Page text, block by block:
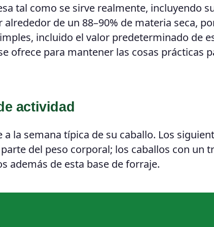
tal como se sirve realmente, incluyendo
de un 88–90% de materia seca,
incluido el valor predeterminado de
ofrece para mantener las cosas prácticas
actividad
la semana típica de su caballo. Los
del peso corporal; los caballos con un
además de esta base de forraje.